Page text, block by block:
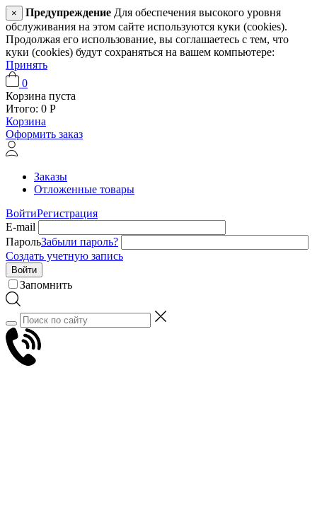
× Предупреждение Для обеспечения высокого уровня
обслуживания на этом сайте используются куки (cookies).
Продолжая его использование, вы соглашаетесь с тем, что
куки (cookies) будут сохраняться на вашем компьютере:
Принять
0
Корзина пуста
Итого: 0 Р
Корзина
Оформить заказ
Заказы
Отложенные товары
ВойтиРегистрация
E-mail
ПарольЗабыли пароль?
Создать учетную запись
Войти
Запомнить